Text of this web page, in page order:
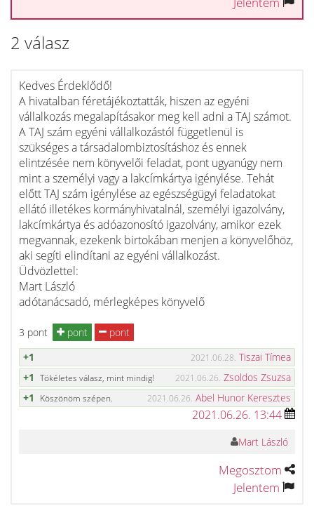
2 válasz
Kedves Érdeklődő!
A hivatalban féretájékoztatták, hiszen az egyéni
vállalkozás megalapításakor meg kell adni a TAJ számot.
A TAJ szám egyéni vállalkozástól függetlenül is
szükséges a társadalombiztosításhoz és ennek
elintzésée nem könyvelői feladat, pont ugyanúgy nem
mint a személyi vagy a lakcímkártya igénylése. Tehát
előtt TAJ szám igénylése az egészségügyi feladatokat
ellátó illetékes kormányhivatalnál, személyi igazolvány,
lakcímkártya és adóazonosító igazolvány, amikor ezek
megvannak, ezekenk birtokában menjen a könyvelőhöz,
aki segíti elindítani az egyéni vállalkozást.
Üdvözlettel:
Mart László
adótanácsadó, mérlegképes könyvelő
3 pont pont
pont
+1
2021.06.28. Tiszai Tímea
+1
Tökéletes válasz, mint mindig! 2021.06.26. Zsoldos Zsuzsa
+1
Köszönöm szépen. 2021.06.26. Abel Hunor Keresztes
2021.06.26. 13:44
Mart László
Megosztom
Jelentem